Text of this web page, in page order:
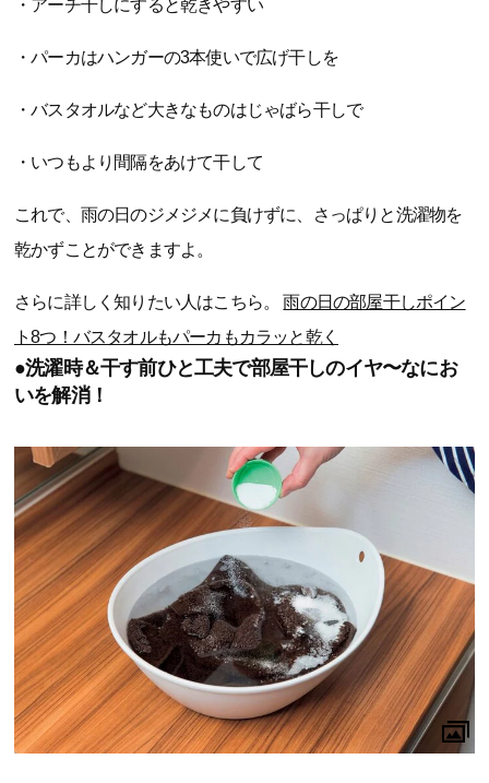
・アーチ干しにすると乾きやすい
・パーカはハンガーの3本使いで広げ干しを
・バスタオルなど大きなものはじゃばら干しで
・いつもより間隔をあけて干して
これで、雨の日のジメジメに負けずに、さっぱりと洗濯物を
乾かずことができますよ。
さらに詳しく知りたい人はこちら。雨の日の部屋干しポイン
ト8つ！バスタオルもパーカもカラッと乾く
●洗濯時＆干す前ひと工夫で部屋干しのイヤ〜なにお
いを解消！